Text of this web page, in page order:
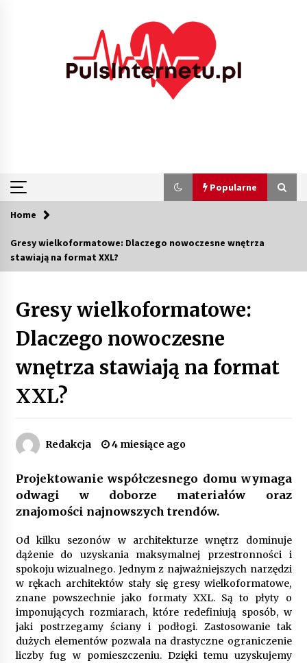
Popularne
Popularne
Psychologiczne korzyści z cyfryzacji kadr
8 miesięcy ago
Oferta z pojazdami wyposażonymi w kontenery
9 miesięcy ago
Filtrowanie chłodziwa w procesach obróbki
skrawaniem – wpływ na żywotność narzędzi i
jakość detali
9 miesięcy ago
Automatyzacja zbierania informacji zwrotnych
– oszczędność czasu dzięki recom system
Home
Gresy wielkoformatowe: Dlaczego nowoczesne wnętrza
stawiają na format XXL?
Gresy wielkoformatowe:
Dlaczego nowoczesne
wnętrza stawiają na format
XXL?
Redakcja 4 miesiące ago
Projektowanie współczesnego domu wymaga
odwagi w doborze materiałów oraz
znajomości najnowszych trendów.
Od kilku sezonów w architekturze wnętrz dominuje
dążenie do uzyskania maksymalnej przestronności i
spokoju wizualnego. Jednym z najważniejszych narzędzi
w rękach architektów stały się gresy wielkoformatowe,
znane powszechnie jako formaty XXL. Są to płyty o
imponujących rozmiarach, które redefiniują sposób, w
jaki postrzegamy ściany i podłogi. Zastosowanie tak
dużych elementów pozwala na drastyczne ograniczenie
liczby fug w pomieszczeniu. Dzięki temu uzyskujemy